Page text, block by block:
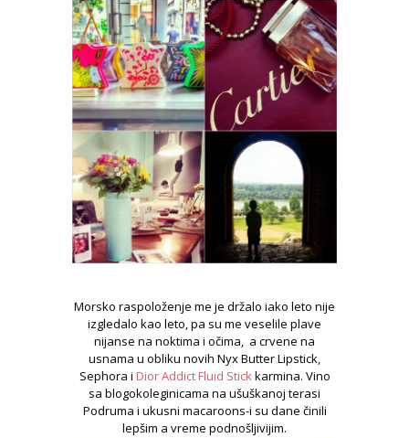
Morsko raspoloženje me je držalo iako leto nije
izgledalo kao leto, pa su me veselile plave
nijanse na noktima i očima, a crvene na
usnama u obliku novih Nyx Butter Lipstick,
Sephora i Dior Addict Fluid Stickkarmina. Vino
sa blogokoleginicama na ušuškanoj terasi
Podruma i ukusni macaroons-i su dane činili
lepšim a vreme podnošljivijim.